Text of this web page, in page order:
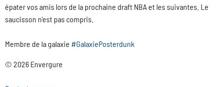
épater vos amis lors de la prochaine draft NBA et les suivantes. Le
saucisson n'est pas compris.
Membre de la galaxie #GalaxiePosterdunk
© 2026 Envergure